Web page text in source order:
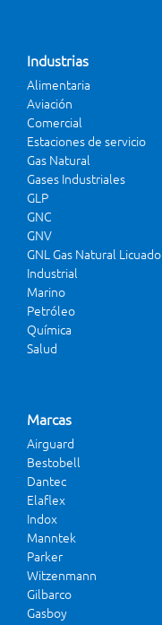
Industrias
Alimentaria
Aviación
Comercial
Estaciones de servicio
Gas Natural
Gases Industriales
GLP
GNC
GNV
GNL Gas Natural Licuado
Industrial
Marino
Petróleo
Química
Salud
Marcas
Airguard
Bestobell
Dantec
Elaflex
Indox
Manntek
Parker
Witzenmann
Gilbarco
Gasboy